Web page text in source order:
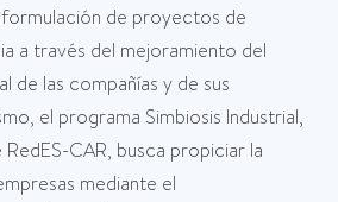
de proyectos de
a través del mejoramiento del
de las compañías y de sus
el programa Simbiosis Industrial,
CAR, busca propiciar la
mediante el